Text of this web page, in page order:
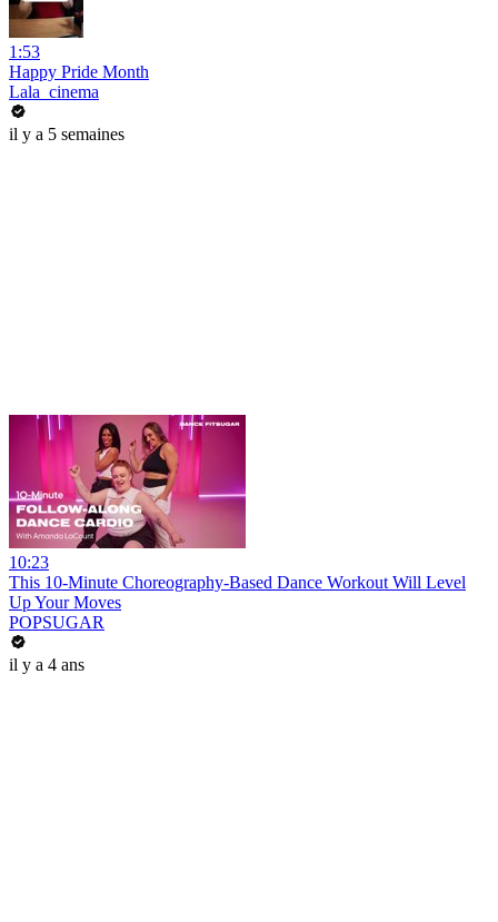
1:53
Happy Pride Month
Lala_cinema
il y a 5 semaines
10:23
This 10-Minute Choreography-Based Dance Workout Will Level
Up Your Moves
POPSUGAR
il y a 4 ans